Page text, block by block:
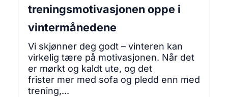
treningsmotivasjonen oppe i
vintermånedene
Vi skjønner deg godt – vinteren kan
virkelig tære på motivasjonen. Når det
er mørkt og kaldt ute, og det
frister mer med sofa og pledd enn med
trening,...